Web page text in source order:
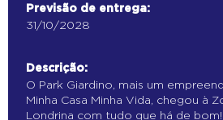
Previsão de entrega:
31/10/2028
Descrição:
O Park Giardino, mais um
Minha Casa Minha Vida, chegou à
Londrina com tudo que há de bom!